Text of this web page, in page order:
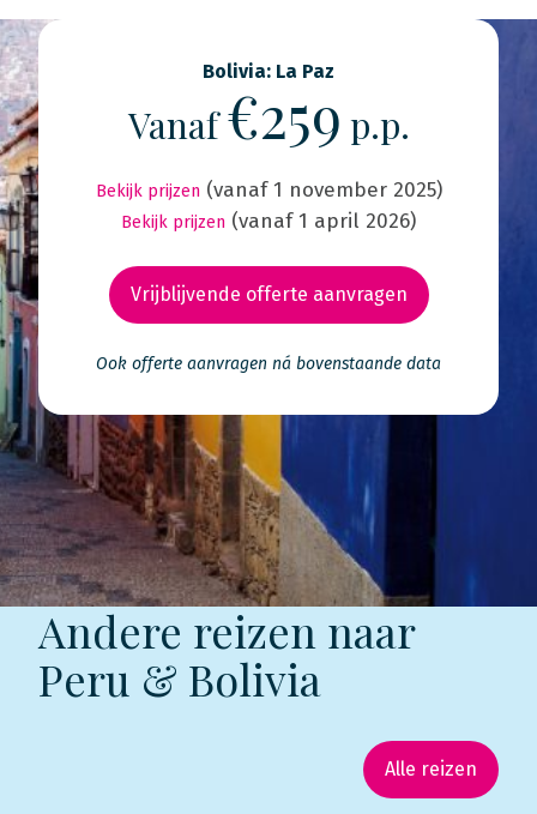
Bolivia: La Paz
Vanaf€259 p.p.
Bekijk prijzen (vanaf 1 november 2025)
Bekijk prijzen (vanaf 1 april 2026)
Vrijblijvende offerte aanvragen
Ook offerte aanvragen ná bovenstaande data
Andere reizen naar
Peru & Bolivia
Alle reizen